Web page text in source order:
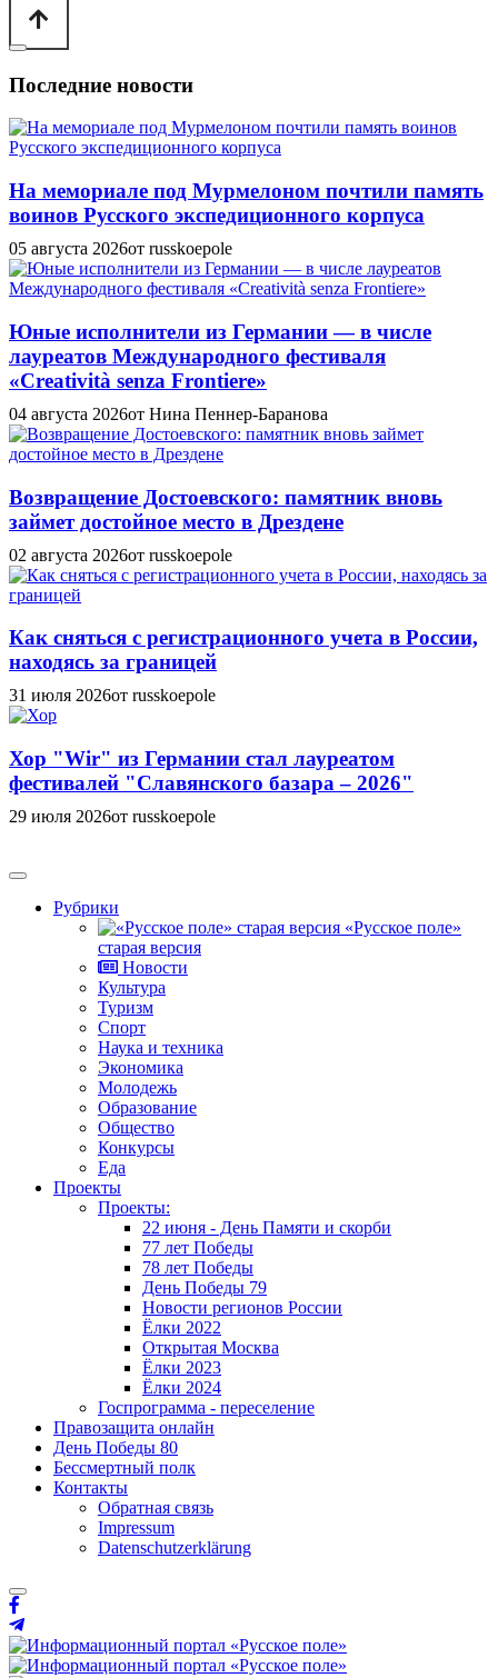
Последние новости
На мемориале под Мурмелоном почтили память
воинов Русского экспедиционного корпуса
05 августа 2026от russkoepole
Юные исполнители из Германии — в числе
лауреатов Международного фестиваля
«Creatività senza Frontiere»
04 августа 2026от Нина Пеннер-Баранова
Возвращение Достоевского: памятник вновь
займет достойное место в Дрездене
02 августа 2026от russkoepole
Как сняться с регистрационного учета в России,
находясь за границей
31 июля 2026от russkoepole
Хор "Wir" из Германии стал лауреатом
фестивалей "Славянского базара – 2026"
29 июля 2026от russkoepole
Рубрики
«Русское поле»
старая версия
Новости
Культура
Туризм
Спорт
Наука и техника
Экономика
Молодежь
Образование
Общество
Конкурсы
Еда
Проекты
Проекты:
22 июня - День Памяти и скорби
77 лет Победы
78 лет Победы
День Победы 79
Новости регионов России
Ёлки 2022
Открытая Москва
Ёлки 2023
Ёлки 2024
Госпрограмма - переселение
Правозащита онлайн
День Победы 80
Бессмертный полк
Контакты
Обратная связь
Impressum
Datenschutzerklärung